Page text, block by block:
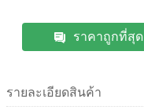
ราคาถูกที่สุด
รายละเอียดสินค้า